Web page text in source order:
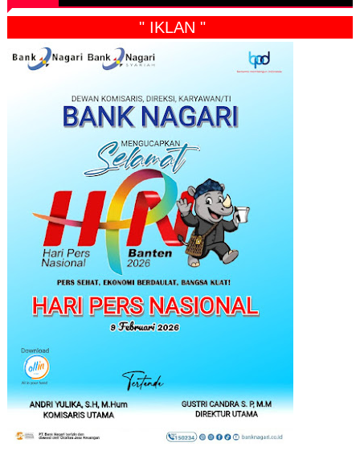
" IKLAN "